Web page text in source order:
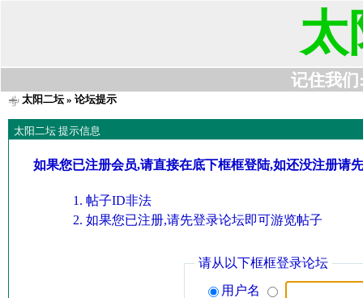
太
记住我们
太阳二坛» 论坛提示
太阳二坛 提示信息
如果您已注册会员,请直接在底下框框登陆,如还没注册请
帖子ID非法
如果您已注册,请先登录论坛即可游览帖子
请从以下框框登录论坛
用户名